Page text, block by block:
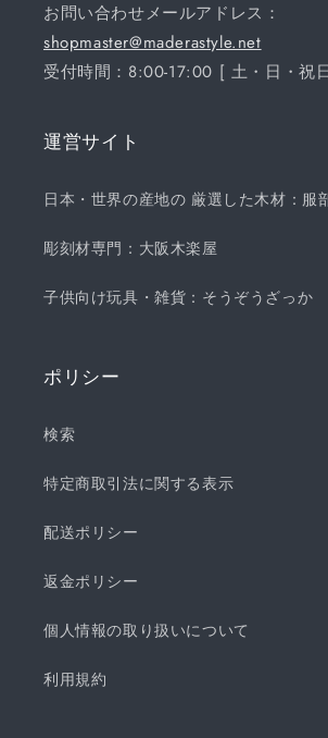
お問い合わせメールアドレス：
shopmaster@maderastyle.net
受付時間：8:00-17:00 [ 土・日・祝
運営サイト
日本・世界の産地の 厳選した木材：服
彫刻材専門：大阪木楽屋
子供向け玩具・雑貨：そうぞうざっか
ポリシー
検索
特定商取引法に関する表示
配送ポリシー
返金ポリシー
個人情報の取り扱いについて
利用規約